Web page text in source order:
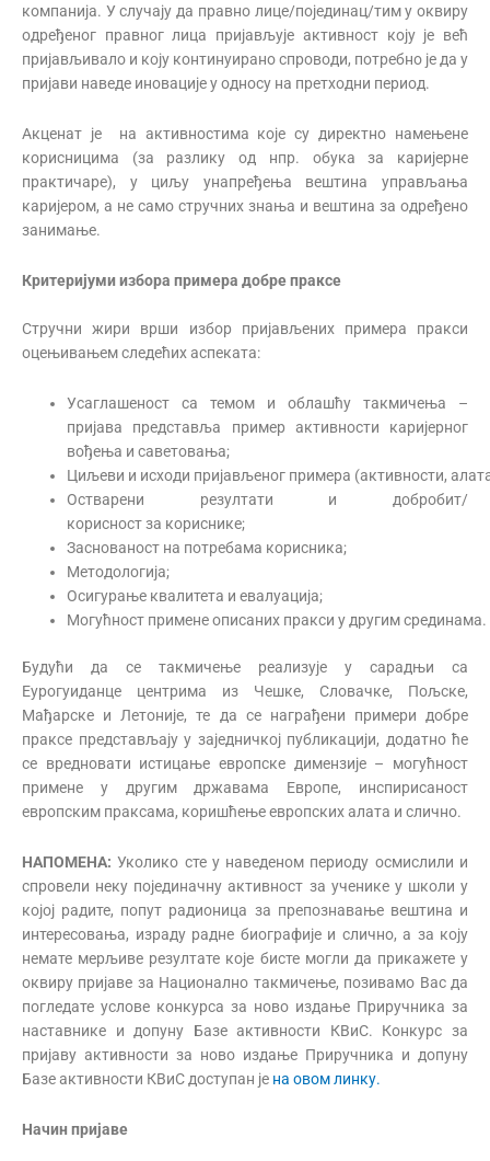
компанија. У случају да правно лице/појединац/тим у оквиру
одређеног правног лица пријављује активност коју је већ
пријављивало и коју континуирано спроводи, потребно је да у
пријави наведе иновације у односу на претходни период.
Акценат је на активностима које су директно намењене
корисницима (за разлику од нпр. обука за каријерне
практичаре), у циљу унапређења вештина управљања
каријером, а не само стручних знања и вештина за одређено
занимање.
Критеријуми избора примера добре праксе
Стручни жири врши избор пријављених примера пракси
оцењивањем следећих аспеката:
Усаглашеност са темом и облашћу такмичења –
пријава представља пример активности каријерног
вођења и саветовања;
Циљеви и исходи пријављеног примера (активности,
Остварени резултати и добробит/
корисност за кориснике;
Заснованост на потребама корисника;
Методологија;
Осигурање квалитета и евалуација;
Могућност примене описаних пракси у другим срединама.
Будући да се такмичење реализује у сарадњи са
Еурогуиданце центрима из Чешке, Словачке, Пољске,
Мађарске и Летоније, те да се награђени примери добре
праксе представљају у заједничкој публикацији, додатно ће
се вредновати истицање европске димензије – могућност
примене у другим државама Европе, инспирисаност
европским праксама, коришћење европских алата и слично.
НАПОМЕНА:Уколико сте у наведеном периоду осмислили и
спровели неку појединачну активност за ученике у школи у
којој радите, попут радионица за препознавање вештина и
интересовања, израду радне биографије и слично, а за коју
немате мерљиве резултате које бисте могли да прикажете у
оквиру пријаве за Национално такмичење, позивамо Вас да
погледате услове конкурса за ново издање Приручника за
наставнике и допуну Базе активности КВиС. Конкурс за
пријаву активности за ново издање Приручника и допуну
Базе активности КВиС доступан је на овом линку.
Начин пријаве